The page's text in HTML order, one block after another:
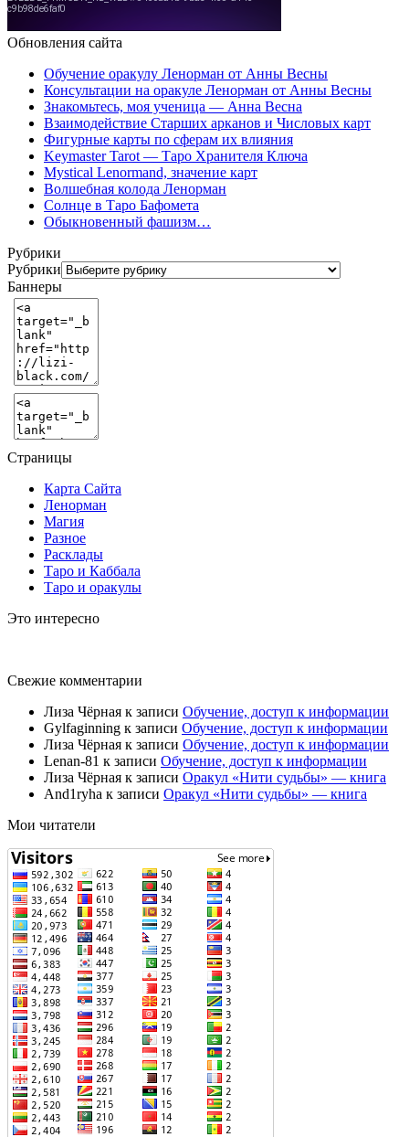
Обновления сайта
Обучение оракулу Ленорман от Анны Весны
Консультации на оракуле Ленорман от Анны Весны
Знакомьтесь, моя ученица — Анна Весна
Взаимодействие Старших арканов и Числовых карт
Фигурные карты по сферам их влияния
Keymaster Tarot — Таро Хранителя Ключа
Mystical Lenormand, значение карт
Волшебная колода Ленорман
Солнце в Таро Бафомета
Обыкновенный фашизм…
Рубрики
Рубрики
Баннеры
Страницы
Карта Сайта
Ленорман
Магия
Разное
Расклады
Таро и Каббала
Таро и оракулы
Это интересно
Свежие комментарии
Лиза Чёрная к записи Обучение, доступ к информации
Gylfaginning к записи Обучение, доступ к информации
Лиза Чёрная к записи Обучение, доступ к информации
Lenan-81 к записи Обучение, доступ к информации
Лиза Чёрная к записи Оракул «Нити судьбы» — книга
And1ryha к записи Оракул «Нити судьбы» — книга
Мои читатели